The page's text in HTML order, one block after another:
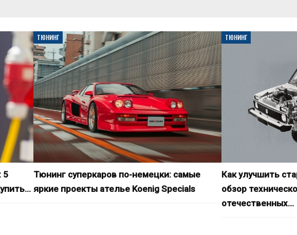
5
ТЮНИНГ
Тюнинг суперкаров по-немецки: самые
яркие проекты ателье Koenig Specials
ТЮНИНГ
Как улучшить
обзор
отечественных…